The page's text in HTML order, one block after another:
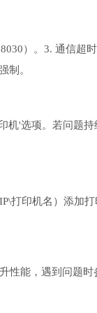
）。3. 通信超时
制。
机'选项。若问题持
打印机名）添加打
性能，遇到问题时